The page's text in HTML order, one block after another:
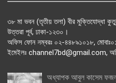
৩৮ মা ভবন (তৃতীয় তলা) বীর মুক্তিযোদ্ধা
উত্তরা পূর্ব, ঢাকা-১২৩০।
অফিস ফোন নম্বরঃ ০২-৪৪৮৯১০১৮,
ইমেইলঃ channel7bd@gmail.com,
অধ্যাপক আবুল কাসেম